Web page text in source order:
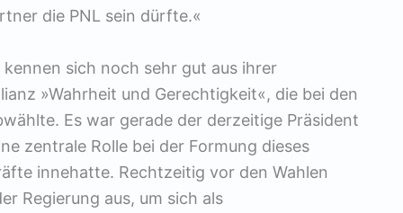
die PNL sein dürfte.«
sich noch sehr gut aus ihrer
»Wahrheit und Gerechtigkeit«, die bei den
Es war gerade der derzeitige Präsident
zentrale Rolle bei der Formung dieses
innehatte. Rechtzeitig vor den Wahlen
Regierung aus, um sich als